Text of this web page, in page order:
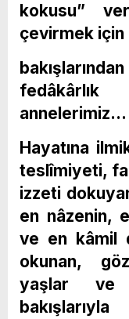
kokusu”
çevirmek
annelerimiz…
Hayatına
teslîmiyeti,
izzeti
en nâzenin,
ve en kâmil
okunan,
yaşlar ve